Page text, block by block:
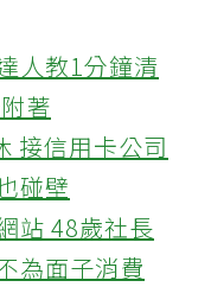
人教1分鐘清
著
接信用卡公司
碰壁
站 48歲社長
為面子消費